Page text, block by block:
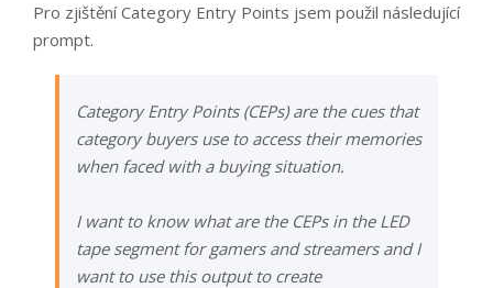
Pro zjištění Category Entry Points jsem použil následující
prompt.
Category Entry Points (CEPs) are the cues that
category buyers use to access their memories
when faced with a buying situation.
I want to know what are the CEPs in the LED
tape segment for gamers and streamers and I
want to use this output to create